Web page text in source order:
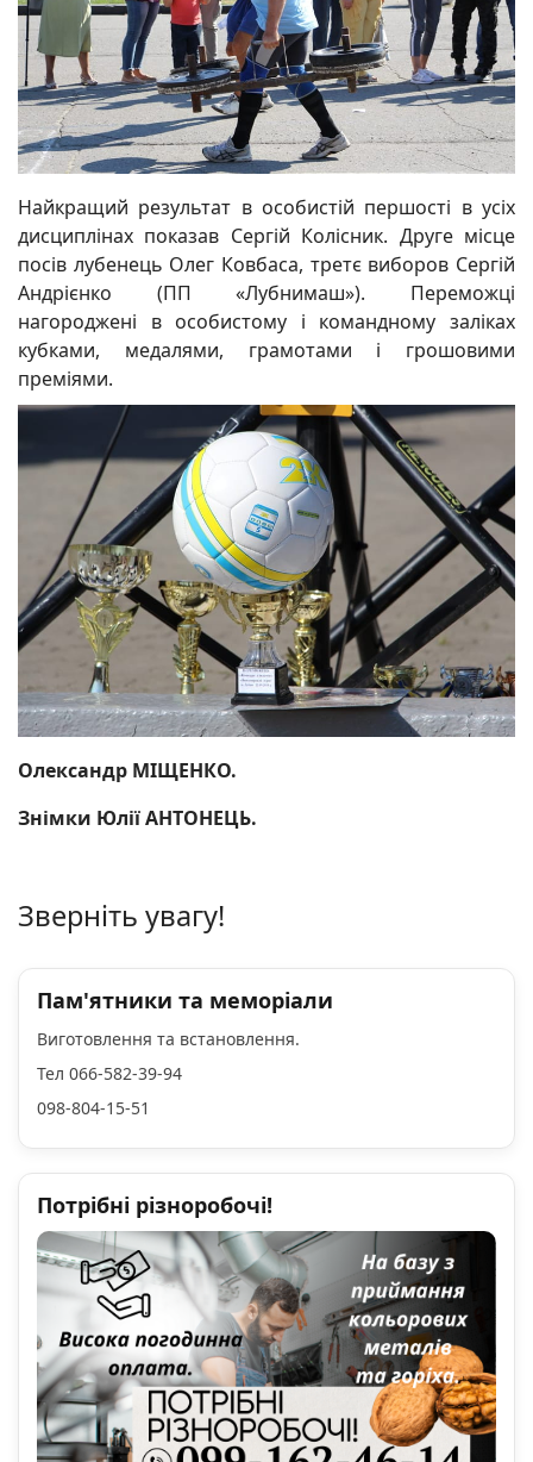
Найкращий результат в особистій першості в усіх
дисциплінах показав Сергій Колісник. Друге місце
посів лубенець Олег Ковбаса, третє виборов Сергій
Андрієнко (ПП «Лубнимаш»). Переможці
нагороджені в особистому і командному заліках
кубками, медалями, грамотами і грошовими
преміями.
Олександр МІЩЕНКО.
Знімки Юлії АНТОНЕЦЬ.
Зверніть увагу!
Пам'ятники та меморіали
Виготовлення та встановлення.
Тел 066-582-39-94
098-804-15-51
Потрібні різноробочі!